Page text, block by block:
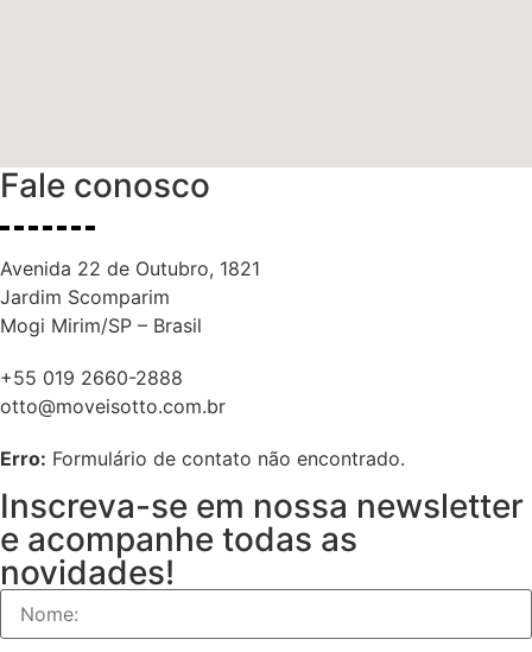
Fale conosco
Avenida 22 de Outubro, 1821
Jardim Scomparim
Mogi Mirim/SP – Brasil
+55 019 2660-2888
otto@moveisotto.com.br
Erro: Formulário de contato não encontrado.
Inscreva-se em nossa newsletter
e acompanhe todas as
novidades!